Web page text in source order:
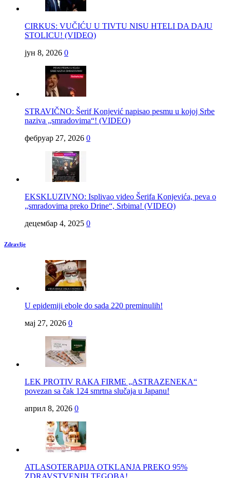
CIRKUS: VUČIĆU U TIVTU NISU HTELI DA DAJU
STOLICU! (VIDEO)
јун 8, 2026 0
STRAVIČNO: Šerif Konjević napisao pesmu u kojoj Srbe
naziva „smradovima“! (VIDEO)
фебруар 27, 2026 0
EKSKLUZIVNO: Isplivao video Šerifa Konjevića, peva o
„smradovima preko Drine“, Srbima! (VIDEO)
децембар 4, 2025 0
Zdravlje
U epidemiji ebole do sada 220 preminulih!
мај 27, 2026 0
LEK PROTIV RAKA FIRME „ASTRAZENEKA“
povezan sa čak 124 smrtna slučaja u Japanu!
април 8, 2026 0
ATLASOTERAPIJA OTKLANJA PREKO 95%
ZDRAVSTVENIH TEGOBA!